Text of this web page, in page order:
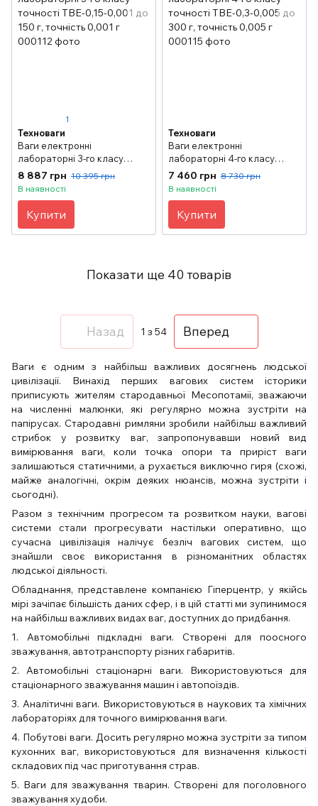
1
Техноваги
Ваги електронні
лабораторні 3-го класу
точності ТВЕ-0,15-0,001 до
150 г, точність 0,001 г
8 887 грн 10 395 грн
В наявності
Купити
Техноваги
Ваги електронні
лабораторні 4-го класу
точності ТВЕ-0,3-0,005 до
300 г, точність 0,005 г
7 460 грн 8 730 грн
В наявності
Купити
Показати ще 40 товарів
Назад 1 з 54 Вперед
Ваги є одним з найбільш важливих досягнень людської
цивілізації. Винахід перших вагових систем історики
приписують жителям стародавньої Месопотамії, зважаючи
на численні малюнки, які регулярно можна зустріти на
папірусах. Стародавні римляни зробили найбільш важливий
стрибок у розвитку ваг, запропонувавши новий вид
вимірювання ваги, коли точка опори та приріст ваги
залишаються статичними, а рухається виключно гиря (схожі,
майже аналогічні, окрім деяких нюансів, можна зустріти і
сьогодні).
Разом з технічним прогресом та розвитком науки, вагові
системи стали прогресувати настільки оперативно, що
сучасна цивілізація налічує безліч вагових систем, що
знайшли своє використання в різноманітних областях
людської діяльності.
Обладнання, представлене компанією Гіперцентр, у якійсь
мірі зачіпає більшість даних сфер, і в цій статті ми зупинимося
на найбільш важливих видах ваг, доступних до придбання.
1. Автомобільні підкладні ваги. Створені для поосного
зважування, автотранспорту різних габаритів.
2. Автомобільні стаціонарні ваги. Використовуються для
стаціонарного зважування машин і автопоїздів.
3. Аналітичні ваги. Використовуються в наукових та хімічних
лабораторіях для точного вимірювання ваги.
4. Побутові ваги. Досить регулярно можна зустріти за типом
кухонних ваг, використовуються для визначення кількості
складових під час приготування страв.
5. Ваги для зважування тварин. Створені для поголовного
зважування худоби.